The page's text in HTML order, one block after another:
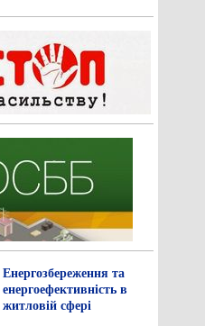
Енергозбереження та
енергоефективність в
житловій сфері